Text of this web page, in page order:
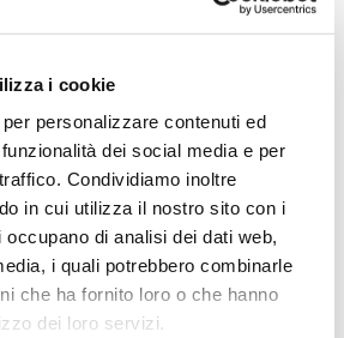
i cookie
personalizzare contenuti ed
dei social media e per
Condividiamo inoltre
in cui utilizza il nostro sito con i
di analisi dei dati web,
i quali potrebbero combinarle
che ha fornito loro o che hanno
dei loro servizi.
sue mostre
Emiliain questo
ti consiglio di non
mostra allestita a
da Kandinsky a